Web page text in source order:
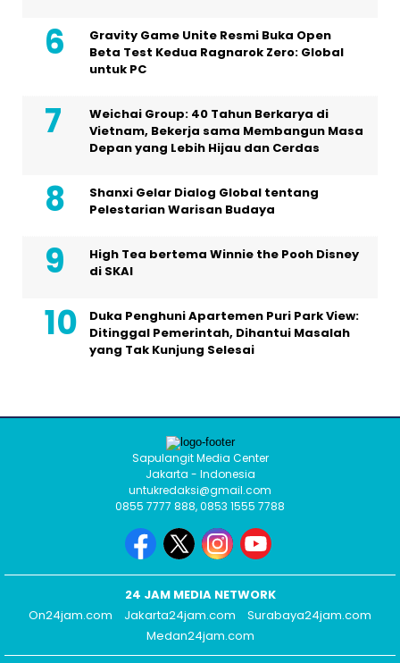
Gravity Game Unite Resmi Buka Open
Beta Test Kedua Ragnarok Zero: Global
untuk PC
Weichai Group: 40 Tahun Berkarya di
Vietnam, Bekerja sama Membangun Masa
Depan yang Lebih Hijau dan Cerdas
Shanxi Gelar Dialog Global tentang
Pelestarian Warisan Budaya
High Tea bertema Winnie the Pooh Disney
di SKAI
Duka Penghuni Apartemen Puri Park View:
Ditinggal Pemerintah, Dihantui Masalah
yang Tak Kunjung Selesai
Sapulangit Media Center
Jakarta - Indonesia
untukredaksi@gmail.com
0855 7777 888, 0853 1555 7788
24 JAM MEDIA NETWORK
On24jam.com
Jakarta24jam.com
Surabaya24jam.com
Medan24jam.com